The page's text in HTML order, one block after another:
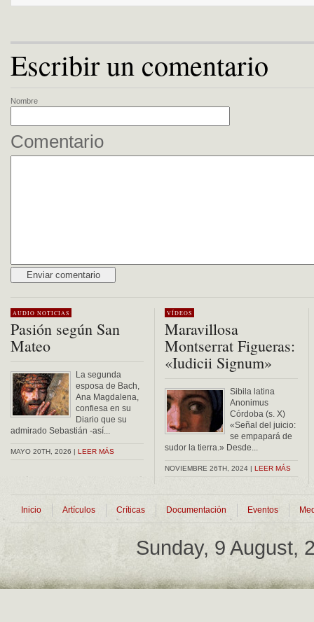
Escribir un comentario
Nombre
Comentario
AUDIO NOTICIAS
Pasión según San
Mateo
La segunda
esposa de Bach,
Ana Magdalena,
confiesa en su
Diario que su
admirado Sebastián -así...
MAYO 20TH, 2026 | LEER MÁS
VÍDEOS
Maravillosa
Montserrat Figueras:
«Iudicii Signum»
Sibila latina
Anonimus
Córdoba (s. X)
«Señal del juicio:
se empapará de
sudor la tierra.» Desde...
NOVIEMBRE 26TH, 2024 | LEER MÁS
Inicio Artículos Críticas Documentación Eventos
Sunday, 9 August,